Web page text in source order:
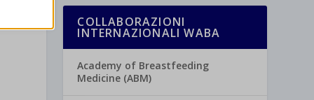
COLLABORAZIONI
INTERNAZIONALI WABA
Academy of Breastfeeding
Medicine (ABM)